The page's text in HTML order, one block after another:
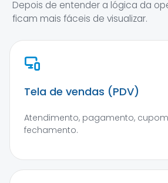
Depois de entender a lógica da
ficam mais fáceis de visualizar.
Tela de vendas (PDV)
Atendimento, pagamento,
fechamento.